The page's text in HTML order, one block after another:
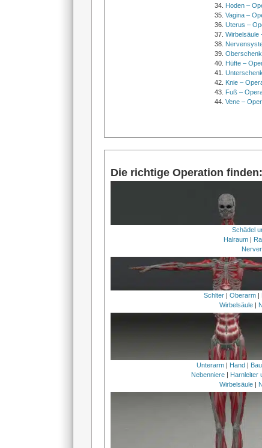
Hoden –
Vagina –
Uterus –
Wirbelsäule
Hüfte –
Knie –
Fuß –
Vene –
Die richtige Operation
Schädel
Halraum
Schlter |Oberarm |
Wirbelsäule|
Unterarm | Hand |
Nebenniere | Harnleiter
Wirbelsäule|